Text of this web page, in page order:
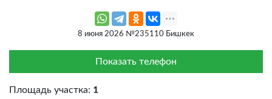
8 июня 2026 №235110 Бишкек
Показать телефон
Площадь участка: 1